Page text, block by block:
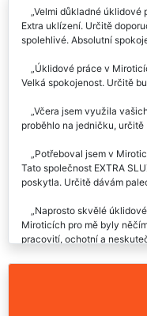
Velmi důkladné úklidové
Extra uklízení. Určitě
spolehlivé. Absolutní
Úklidové práce v
Velká spokojenost. Určitě
Včera jsem využila
proběhlo na jedničku,
Potřeboval jsem v
Tato společnost EXTRA
poskytla. Určitě dávám
Naprosto skvělé
Miroticích pro mě byly
pracovití, ochotní a
Absolutní spokojenost.